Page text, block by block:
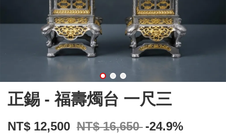
正錫 - 福壽燭台 一尺三
NT$ 12,500 NT$ 16,650 -24.9%